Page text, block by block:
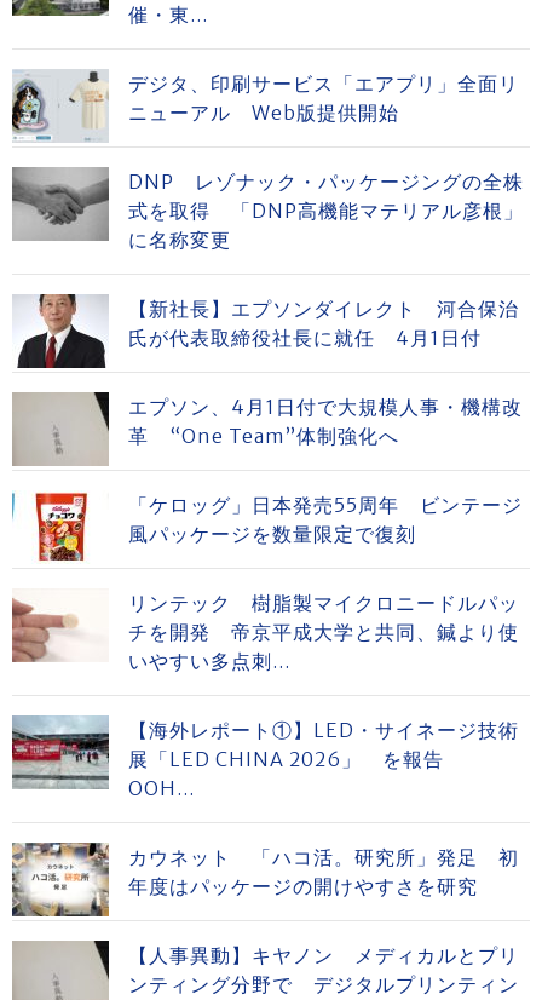
催・東...
デジタ、印刷サービス「エアプリ」全面リ
ニューアル Web版提供開始
DNP レゾナック・パッケージングの全株
式を取得 「DNP高機能マテリアル彦根」
に名称変更
【新社長】エプソンダイレクト 河合保治
氏が代表取締役社長に就任 4月1日付
エプソン、4月1日付で大規模人事・機構改
革 “One Team”体制強化へ
「ケロッグ」日本発売55周年 ビンテージ
風パッケージを数量限定で復刻
リンテック 樹脂製マイクロニードルパッ
チを開発 帝京平成大学と共同、鍼より使
いやすい多点刺...
【海外レポート①】LED・サイネージ技術
展「LED CHINA 2026」 を報告
OOH...
カウネット 「ハコ活。研究所」発足 初
年度はパッケージの開けやすさを研究
【人事異動】キヤノン メディカルとプリ
ンティング分野で デジタルプリンティン